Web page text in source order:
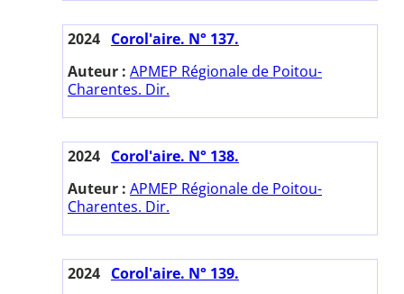
2024 Corol'aire. N° 137.
Auteur : APMEP Régionale de Poitou-
Charentes. Dir.
2024 Corol'aire. N° 138.
Auteur : APMEP Régionale de Poitou-
Charentes. Dir.
2024 Corol'aire. N° 139.